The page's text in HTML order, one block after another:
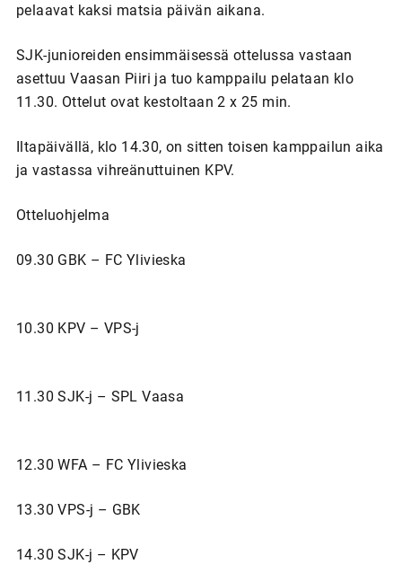
pelaavat kaksi matsia päivän aikana.
SJK-junioreiden ensimmäisessä ottelussa vastaan
asettuu Vaasan Piiri ja tuo kamppailu pelataan klo
11.30. Ottelut ovat kestoltaan 2 x 25 min.
Iltapäivällä, klo 14.30, on sitten toisen kamppailun aika
ja vastassa vihreänuttuinen KPV.
Otteluohjelma
09.30 GBK – FC Ylivieska
10.30 KPV – VPS-j
11.30 SJK-j – SPL Vaasa
12.30 WFA – FC Ylivieska
13.30 VPS-j – GBK
14.30 SJK-j – KPV